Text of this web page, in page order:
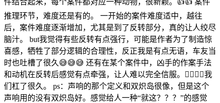
推理环节，难度还是有的。 一开始的案件难度适中，越往
后，案件难度逐渐增加，尤其是到了反转部分，真的让人绞尽
脑汁。 but我觉得有些反转有点强行，可能是作者为了制造惊
喜感，牺牲了部分逻辑的合理性，反正我是有点无语，车友当
时也吐槽了很久😅😅😅 还有在某个案件中，凶手的作案手法
和动机在反转后感觉有点牵强，让人难以完全信服。🤦‍♀️🤦‍♀️我
们杠了很久。 ps：声响的那个定义和双炽岛很像，但是这个
声响用的没有双炽岛好。感觉给人一种“就这？？？”的感觉